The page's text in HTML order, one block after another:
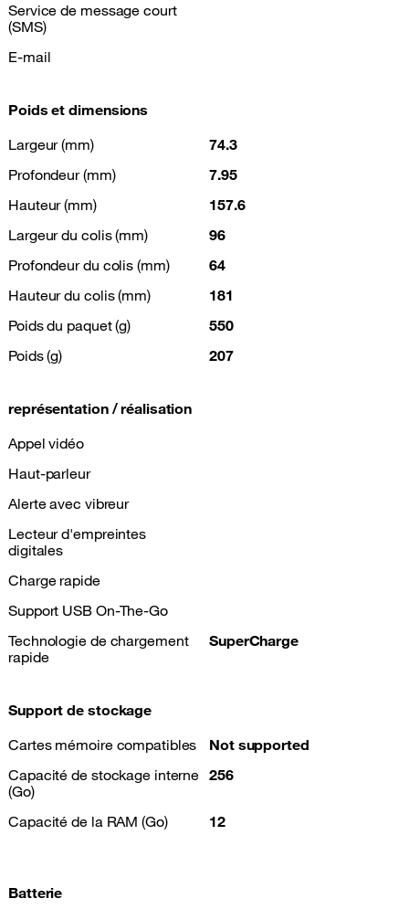
Service de message court
(SMS)
E-mail
Poids et dimensions
Largeur (mm)
74.3
Profondeur (mm)
7.95
Hauteur (mm)
157.6
Largeur du colis (mm)
96
Profondeur du colis (mm)
64
Hauteur du colis (mm)
181
Poids du paquet (g)
550
Poids (g)
207
représentation / réalisation
Appel vidéo
Haut-parleur
Alerte avec vibreur
Lecteur d'empreintes
digitales
Charge rapide
Support USB On-The-Go
Technologie de chargement
rapide
SuperCharge
Support de stockage
Cartes mémoire compatibles
Not supported
Capacité de stockage interne
(Go)
256
Capacité de la RAM (Go) 12
Batterie